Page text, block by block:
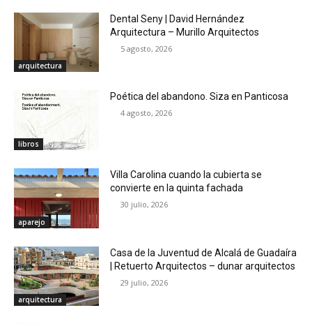
arquitectura
Dental Seny | David Hernández
Arquitectura – Murillo Arquitectos
5 agosto, 2026
libros
Poética del abandono. Siza en Panticosa
4 agosto, 2026
aparejo
Villa Carolina cuando la cubierta se
convierte en la quinta fachada
30 julio, 2026
arquitectura
Casa de la Juventud de Alcalá de Guadaíra
| Retuerto Arquitectos – dunar arquitectos
29 julio, 2026